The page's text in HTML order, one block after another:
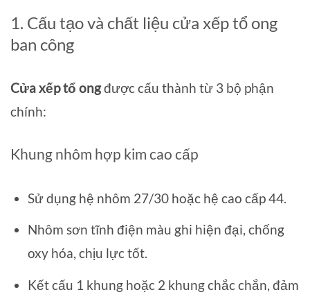
1. Cấu tạo và chất liệu cửa xếp tổ ong
ban công
Cửa xếp tổ ongđược cấu thành từ 3 bộ phận
chính:
Khung nhôm hợp kim cao cấp
Sử dụng hệ nhôm 27/30 hoặc hệ cao cấp 44.
Nhôm sơn tĩnh điện màu ghi hiện đại, chống
oxy hóa, chịu lực tốt.
Kết cấu 1 khung hoặc 2 khung chắc chắn, đảm